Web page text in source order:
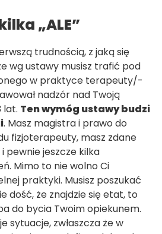
„ALE”
trudnością, z jaką się
wg ustawy musisz trafić pod
w praktyce terapeuty/-
nadzór nad Twoją
lat. Ten wymóg ustawy budzi
. Masz magistra i prawo do
fizjoterapeuty, masz zdane
pewnie jeszcze kilka
Mimo to nie wolno Ci
praktyki. Musisz poszukać
dość, że znajdzie się etat, to
do bycia Twoim opiekunem.
sytuacje, zwłaszcza że w